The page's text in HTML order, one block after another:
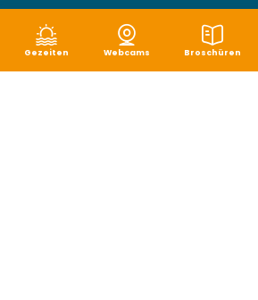
Gezeiten Webcams Broschüren